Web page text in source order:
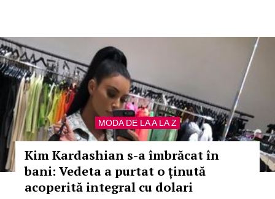
MODA DE LA A LA Z
Kim Kardashian s-a îmbrăcat în
bani: Vedeta a purtat o ținută
acoperită integral cu dolari